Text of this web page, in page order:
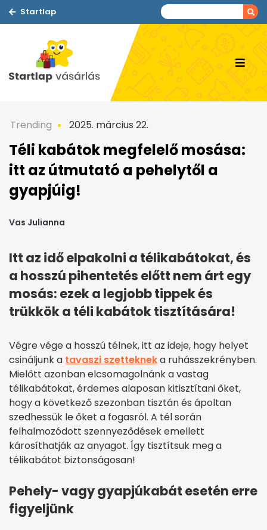
Startlap
Trending 2025. március 22.
Téli kabátok megfelelő mosása:
itt az útmutató a pehelytől a
gyapjúig!
Vas Julianna
Itt az idő elpakolni a télikabátokat, és
a hosszú pihentetés előtt nem árt egy
mosás: ezek a legjobb tippek és
trükkök a téli kabátok tisztítására!
Végre vége a hosszú télnek, itt az ideje, hogy helyet
csináljunk a tavaszi szettekneka ruhásszekrényben.
Mielőtt azonban elcsomagolnánk a vastag
télikabátokat, érdemes alaposan kitisztítani őket,
hogy a következő szezonban tisztán és ápoltan
szedhessük le őket a fogasról. A tél során
felhalmozódott szennyeződések emellett
károsíthatják az anyagot. Így tisztítsuk meg a
télikabátot biztonságosan!
Pehely- vagy gyapjúkabát esetén erre
figyeljünk